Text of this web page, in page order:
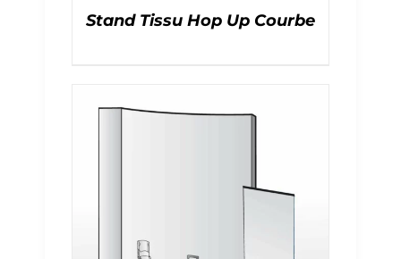
Stand Tissu Hop Up Courbe